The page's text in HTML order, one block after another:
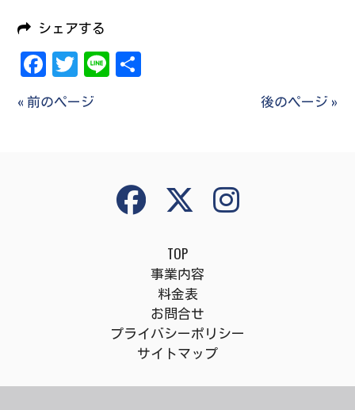
シェアする
Facebook
Twitter
Line
« 前のページ 後のページ »
TOP
事業内容
料金表
お問合せ
プライバシーポリシー
サイトマップ